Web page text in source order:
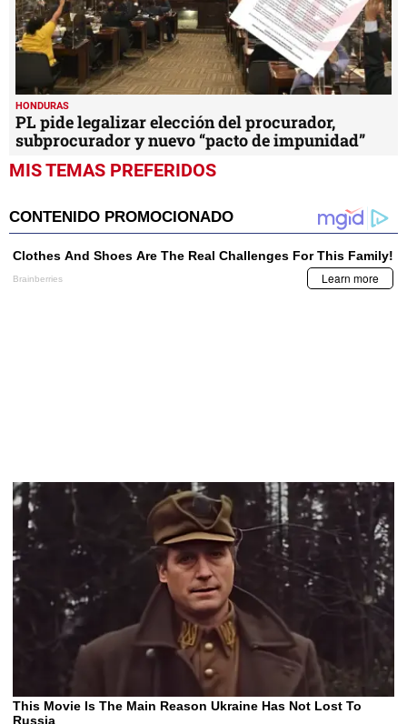
HONDURAS
PL pide legalizar elección del procurador,
subprocurador y nuevo “pacto de impunidad”
MIS TEMAS PREFERIDOS